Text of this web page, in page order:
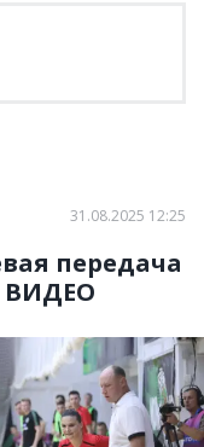
31.08.2025 12:25
передача
ВИДЕО